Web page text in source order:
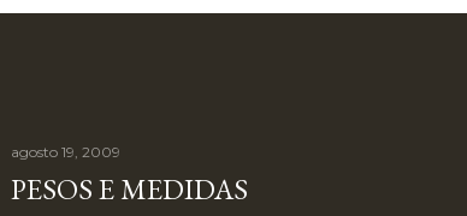
agosto 19, 2009
PESOS E MEDIDAS